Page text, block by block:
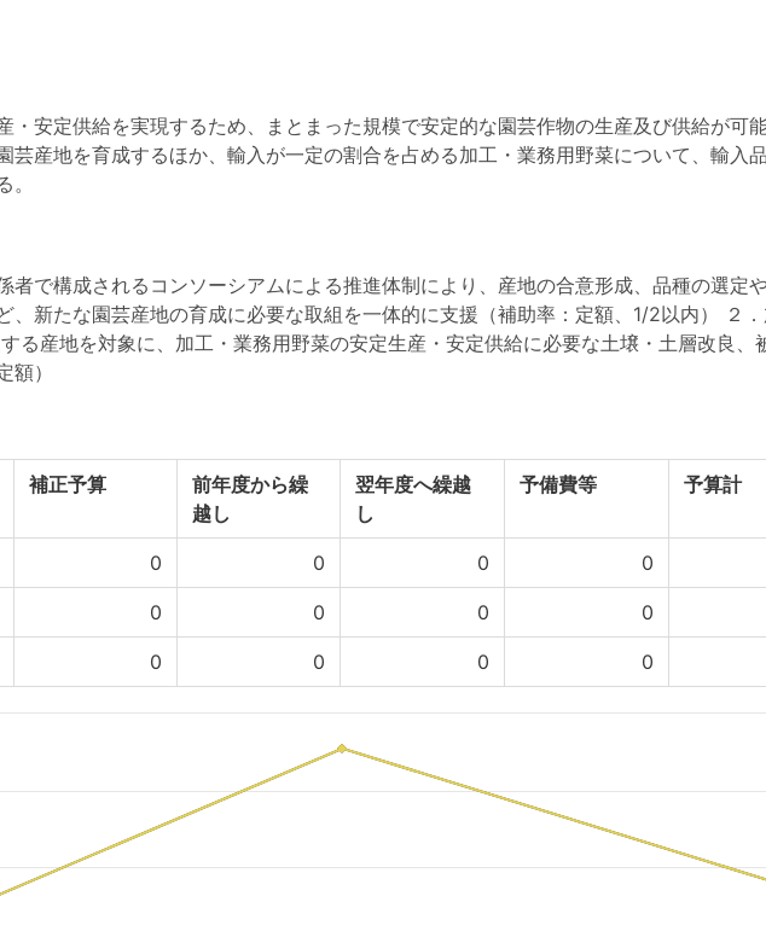
安定供給を実現するため、まとまった規模で安定的な園芸作物の生産及び供給が可
芸産地を育成するほか、輸入が一定の割合を占める加工・業務用野菜について、輸入
で構成されるコンソーシアムによる推進体制により、産地の合意形成、品種の選定
、新たな園芸産地の育成に必要な取組を一体的に支援（補助率：定額、1/2以内） ２
産地を対象に、加工・業務用野菜の安定生産・安定供給に必要な土壌・土層改良、
）
補正予算
前年度から繰
越し
翌年度へ繰越
し
予備費等 予算計
0 0 0 0
0 0 0 0
0 0 0 0